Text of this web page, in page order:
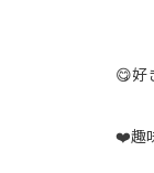
😋好
❤️趣